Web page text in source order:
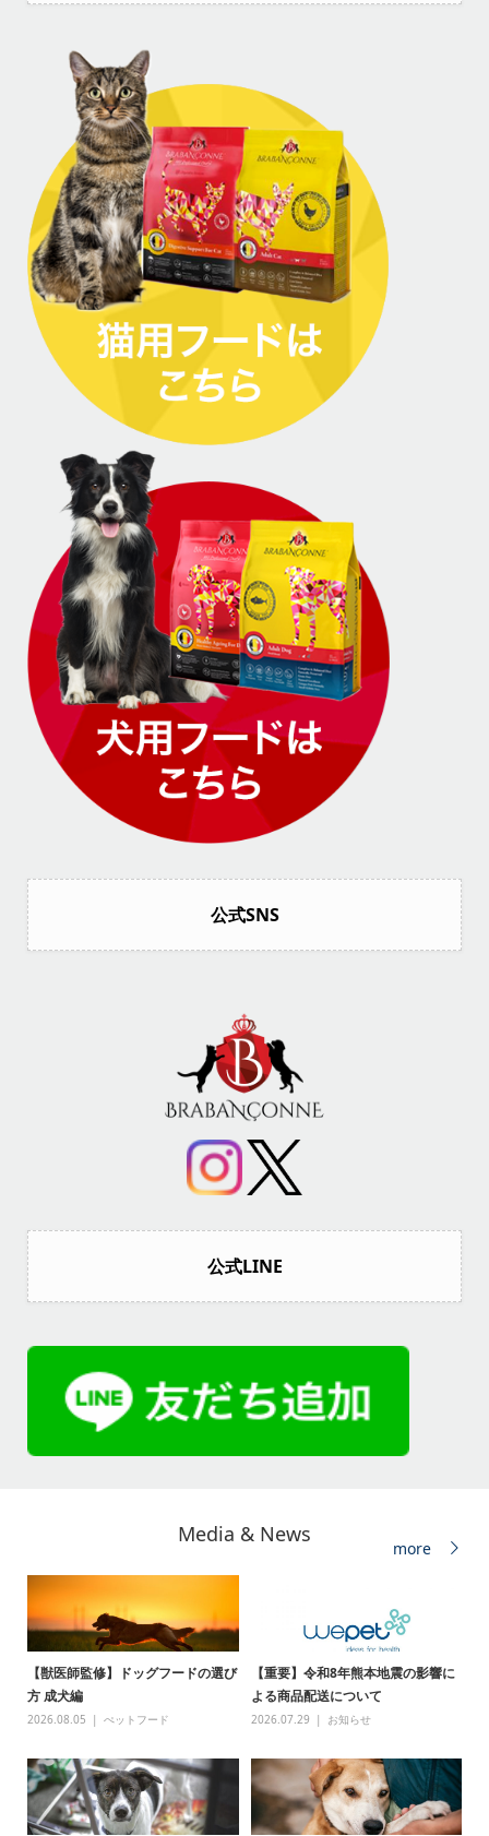
公式SNS
公式LINE
Media & News
more
【獣医師監修】ドッグフードの選び
方 成犬編
2026.08.05 ぺットフード
【重要】令和8年熊本地震の影響に
よる商品配送について
2026.07.29 お知らせ
メディア 犬用お試しセット 猫用お試しセット メルマガ